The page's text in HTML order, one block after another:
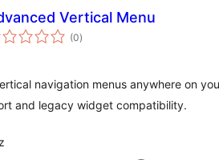
Vertical Menu
(0總
評)
navigation menus anywhere on
and legacy widget compatibility.